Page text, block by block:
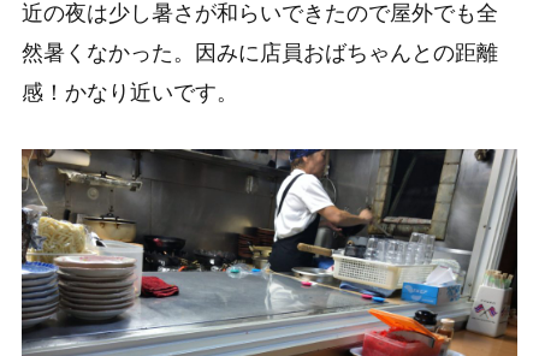
近の夜は少し暑さが和らいできたので屋外でも全
然暑くなかった。因みに店員おばちゃんとの距離
感！かなり近いです。